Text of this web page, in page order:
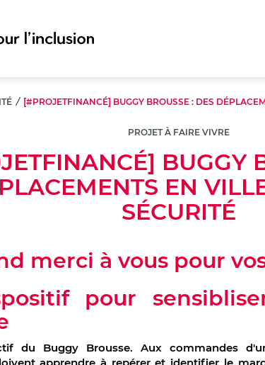
/ [#PROJETFINANCÉ] BUGGY BROUSSE : DES
PROJET À FAIRE VIVRE
BUGGY
EN
SÉCURITÉ
merci à vous pour
pour
du Buggy Brousse. Aux commandes